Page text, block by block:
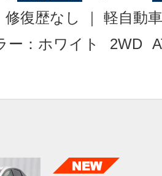
修復歴なし ｜ 軽自動車
ー：ホワイト 2WD